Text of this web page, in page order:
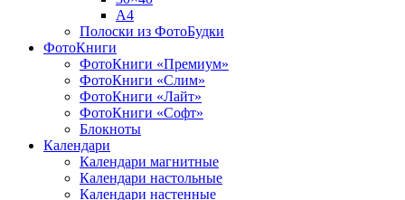
A4
Полоски из ФотоБудки
ФотоКниги
ФотоКниги «Премиум»
ФотоКниги «Слим»
ФотоКниги «Лайт»
ФотоКниги «Софт»
Блокноты
Календари
Календари магнитные
Календари настольные
Календари настенные